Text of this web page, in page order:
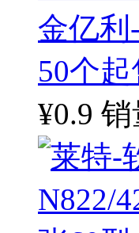
金亿利
50个起
¥0.9 销